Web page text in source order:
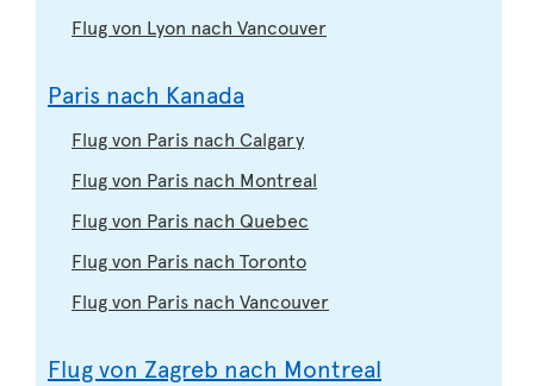
Flug von Lyon nach Vancouver
Paris nach Kanada
Flug von Paris nach Calgary
Flug von Paris nach Montreal
Flug von Paris nach Quebec
Flug von Paris nach Toronto
Flug von Paris nach Vancouver
Flug von Zagreb nach Montreal